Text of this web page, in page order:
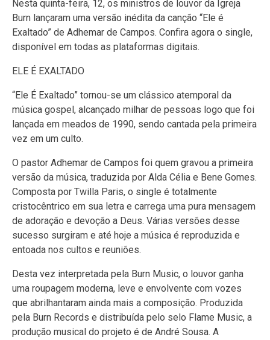
Nesta quinta-feira, 12, os ministros de louvor da Igreja
Burn lançaram uma versão inédita da canção “Ele é
Exaltado” de Adhemar de Campos. Confira agora o single,
disponível em todas as plataformas digitais.
ELE É EXALTADO
“Ele É Exaltado” tornou-se um clássico atemporal da
música gospel, alcançado milhar de pessoas logo que foi
lançada em meados de 1990, sendo cantada pela primeira
vez em um culto.
O pastor Adhemar de Campos foi quem gravou a primeira
versão da música, traduzida por Alda Célia e Bene Gomes.
Composta por Twilla Paris, o single é totalmente
cristocêntrico em sua letra e carrega uma pura mensagem
de adoração e devoção a Deus. Várias versões desse
sucesso surgiram e até hoje a música é reproduzida e
entoada nos cultos e reuniões.
Desta vez interpretada pela Burn Music, o louvor ganha
uma roupagem moderna, leve e envolvente com vozes
que abrilhantaram ainda mais a composição. Produzida
pela Burn Records e distribuída pelo selo Flame Music, a
produção musical do projeto é de André Sousa. A